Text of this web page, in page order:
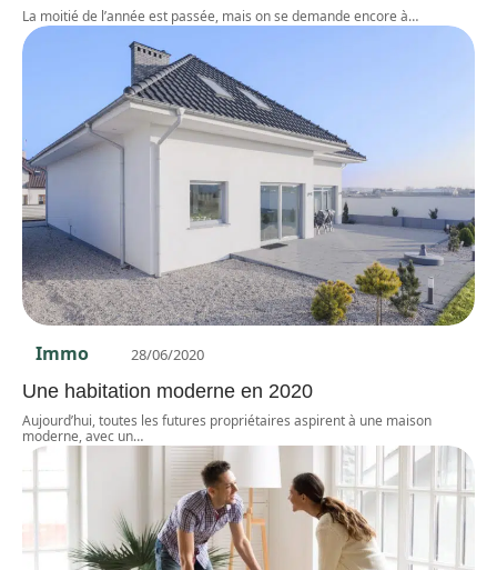
La moitié de l’année est passée, mais on se demande encore à…
Immo 28/06/2020
Une habitation moderne en 2020
Aujourd’hui, toutes les futures propriétaires aspirent à une maison
moderne, avec un…